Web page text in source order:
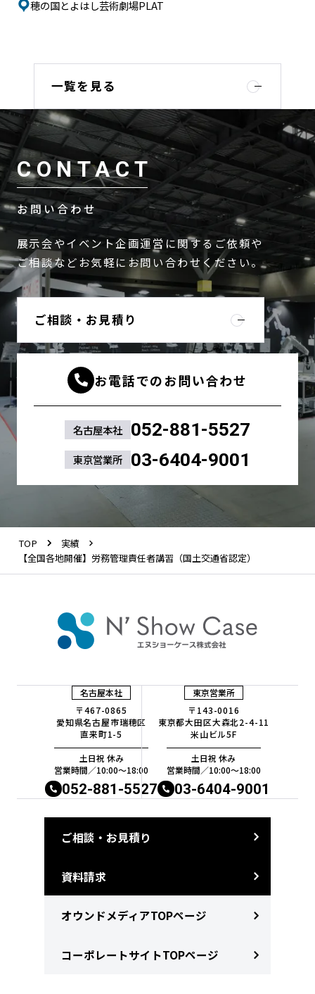
穂の国とよはし芸術劇場PLAT
一覧を見る
CONTACT
お問い合わせ
展示会やイベント企画運営に関するご依頼や
ご相談などお気軽にお問い合わせください。
ご相談・お見積り
お電話でのお問い合わせ
名古屋本社 052-881-5527
東京営業所 03-6404-9001
TOP
実績
【全国各地開催】労務管理責任者講習（国土交通省認定）
名古屋本社
〒467-0865
愛知県名古屋市瑞穂区
直来町1-5
土日祝 休み
営業時間／10:00〜18:00
052-881-5527
東京営業所
〒143-0016
東京都大田区大森北2-4-11
米山ビル5F
土日祝 休み
営業時間／10:00〜18:00
03-6404-9001
ご相談・お見積り
資料請求
オウンドメディアTOPページ
コーポレートサイトTOPページ